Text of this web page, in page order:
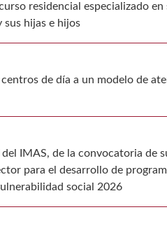
residencial especializado en
sus hijas e hijos
de día a un modelo de
IMAS, de la convocatoria de
para el desarrollo de
social 2026